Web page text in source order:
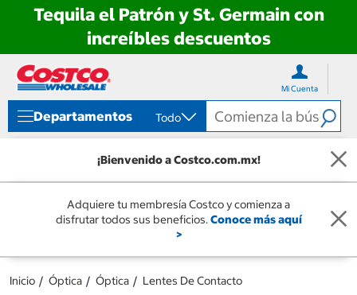
Tequila el Patrón y St. Germain con
increíbles descuentos
directo
contenido
directo
menú
navegación
Mi Cuenta
Departamentos Todo
¡Bienvenido a Costco.com.mx!
Adquiere tu membresía Costco y comienza a
disfrutar todos sus beneficios.Conoce más aquí
>
Inicio Óptica Óptica Lentes De Contacto